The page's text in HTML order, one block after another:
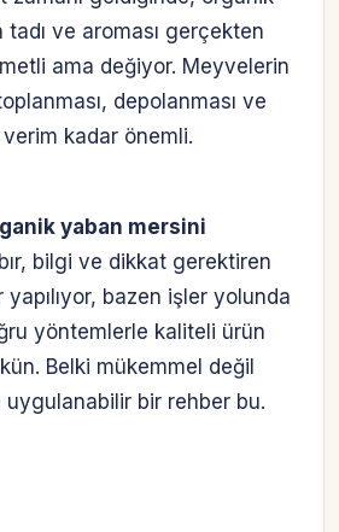
ve aroması gerçekten
ama değiyor. Meyvelerin
depolanması ve
kadar önemli.
yaban mersini
bilgi ve dikkat gerektiren
bazen işler yolunda
yöntemlerle kaliteli ürün
Belki mükemmel değil
bir rehber bu.